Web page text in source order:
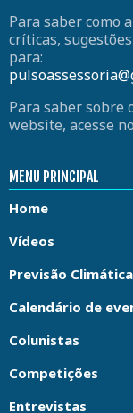
Para saber como
críticas,
para:
Para saber sobre
website, acesse
MENU PRINCIPAL
Home
Vídeos
Previsão Climática
Calendário de
Colunistas
Competições
Entrevistas